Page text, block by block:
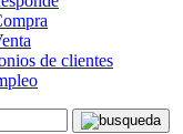
de clientes